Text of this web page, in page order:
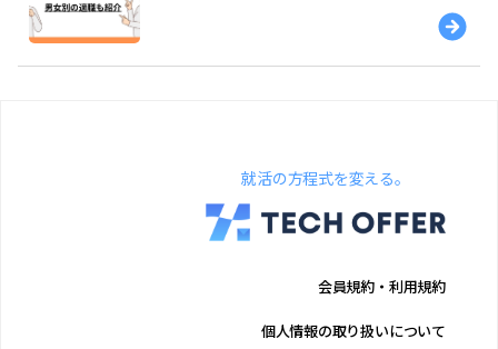
就活の方程式を変える。
会員規約・利用規約
個人情報の取り扱いについて